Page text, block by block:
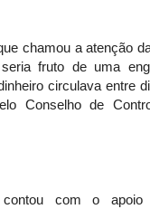
chamou a atenção
fruto de uma
circulava entre
Conselho de
com o apoio